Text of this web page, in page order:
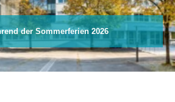
der Sommerferien 2026